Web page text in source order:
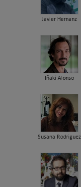
Javier Hernanz
Iñaki Alonso
Susana Rodriguez